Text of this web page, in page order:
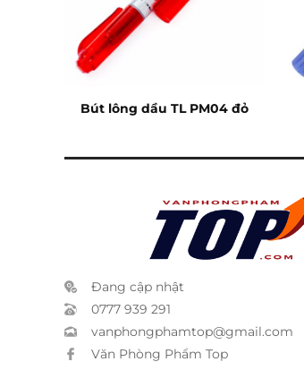
Bút lông dầu TL PM04 đỏ
Đang cập nhật
0777 939 291
vanphongphamtop@gmail.com
Văn Phòng Phẩm Top